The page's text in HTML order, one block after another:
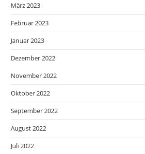
März 2023
Februar 2023
Januar 2023
Dezember 2022
November 2022
Oktober 2022
September 2022
August 2022
Juli 2022